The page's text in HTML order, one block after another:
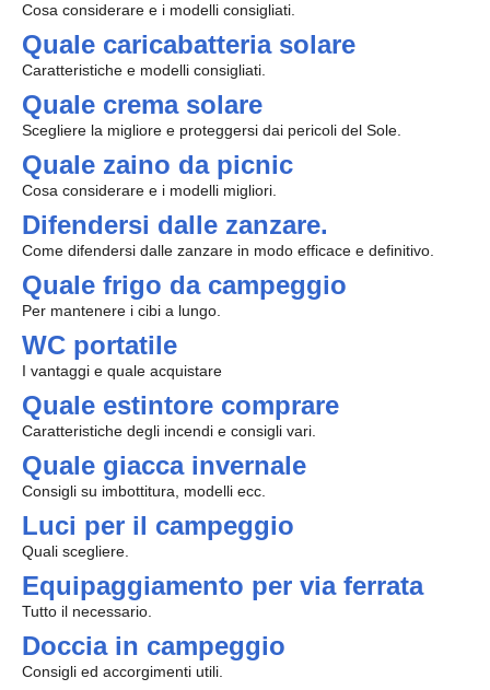
Cosa considerare e i modelli consigliati.
Quale caricabatteria solare
Caratteristiche e modelli consigliati.
Quale crema solare
Scegliere la migliore e proteggersi dai pericoli del Sole.
Quale zaino da picnic
Cosa considerare e i modelli migliori.
Difendersi dalle zanzare.
Come difendersi dalle zanzare in modo efficace e definitivo.
Quale frigo da campeggio
Per mantenere i cibi a lungo.
WC portatile
I vantaggi e quale acquistare
Quale estintore comprare
Caratteristiche degli incendi e consigli vari.
Quale giacca invernale
Consigli su imbottitura, modelli ecc.
Luci per il campeggio
Quali scegliere.
Equipaggiamento per via ferrata
Tutto il necessario.
Doccia in campeggio
Consigli ed accorgimenti utili.